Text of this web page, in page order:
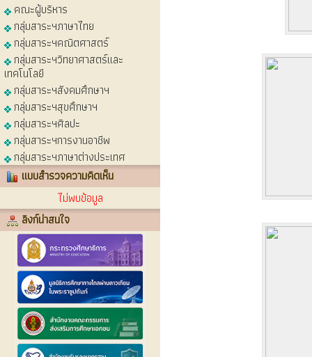
คณะผู้บริหาร
กลุ่มสาระฯภาษาไทย
กลุ่มสาระฯคณิตศาสตร์
กลุ่มสาระฯวิทยาศาสตร์และ
เทคโนโลยี
กลุ่มสาระฯสังคมศึกษาฯ
กลุ่มสาระฯสุขศึกษาฯ
กลุ่มสาระฯศิลปะ
กลุ่มสาระฯการงานอาชีพ
กลุ่มสาระฯภาษาต่างประเทศ
แบบสำรวจความคิดเห็น
ไม่พบข้อมูล
ลิงก์น่าสนใจ